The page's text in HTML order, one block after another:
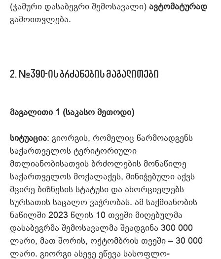
(ჯამური დასაბეგრი შემოსავალი) ავტომატურად
გამოითვლება.
2.№390-ის ბრძანების მაგალითები
მაგალითი 1 (საკასო მეთოდი)
სიტუაცია: გიორგის, რომელიც წარმოადგენს
საქართველოს ტერიტორიული
მთლიანობისათვის ბრძოლების მონაწილე
საქართველოს მოქალაქეს, მინიჭებული აქვს
მცირე ბიზნესის სტატუსი და ახორციელებს
სურსათის საცალო ვაჭრობას. ამ საქმიანობის
ნაწილში 2023 წლის 10 თვეში მიღებულმა
დასაბეგრმა შემოსავალმა შეადგინა 300 000
ლარი, მათ შორის, ოქტომბრის თვეში – 30 000
ლარი. გიორგი ასევე ეწევა სასოფლო-